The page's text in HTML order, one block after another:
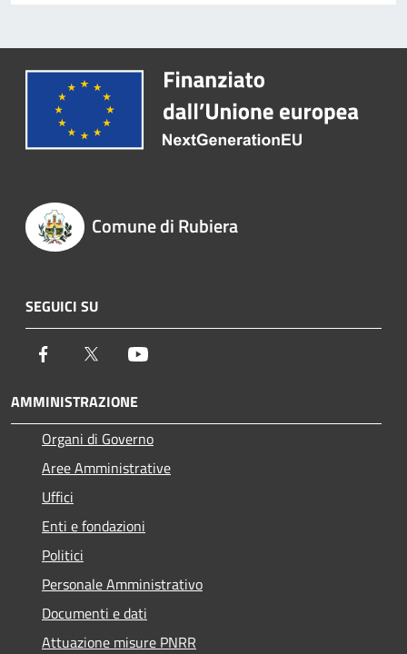
Comune di Rubiera
SEGUICI SU
Facebook Twitter
AMMINISTRAZIONE
Organi di Governo
Aree Amministrative
Uffici
Enti e fondazioni
Politici
Personale Amministrativo
Documenti e dati
Attuazione misure PNRR